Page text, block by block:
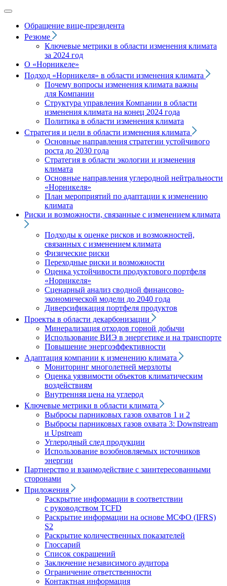
Обращение вице‑президента
Резюме
Ключевые метрики в области изменения климата
за 2024 год
О «Норникеле»
Подход «Норникеля» в области изменения климата
Почему вопросы изменения климата важны
для Компании
Структура управления Компании в области
изменения климата на конец 2024 года
Политика в области изменения климата
Стратегия и цели в области изменения климата
Основные направления стратегии устойчивого
роста до 2030 года
Стратегия в области экологии и изменения
климата
Основные направления углеродной нейтральности
«Норникеля»
План мероприятий по адаптации к изменению
климата
Риски и возможности, связанные с изменением климата
Подходы к оценке рисков и возможностей,
связанных с изменением климата
Физические риски
Переходные риски и возможности
Оценка устойчивости продуктового портфеля
«Норникеля»
Сценарный анализ сводной финансово-
экономической модели до 2040 года
Диверсификация портфеля продуктов
Проекты в области декарбонизации
Минерализация отходов горной добычи
Использование ВИЭ в энергетике и на транспорте
Повышение энергоэффективности
Адаптация компании к изменению климата
Мониторинг многолетней мерзлоты
Оценка уязвимости объектов климатическим
воздействиям
Внутренняя цена на углерод
Ключевые метрики в области климата
Выбросы парниковых газов охватов 1 и 2
Выбросы парниковых газов охвата 3: Downstream
и Upstream
Углеродный след продукции
Использование возобновляемых источников
энергии
Партнерство и взаимодействие с заинтересованными
сторонами
Приложения
Раскрытие информации в соответствии
с руководством TCFD
Раскрытие информации на основе МСФО (IFRS)
S2
Раскрытие количественных показателей
Глоссарий
Список сокращений
Заключение независимого аудитора
Ограничение ответственности
Контактная информация